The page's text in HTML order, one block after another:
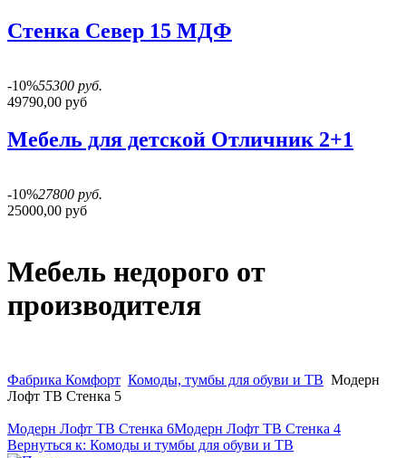
Стенка Север 15 МДФ
-10%55300 руб.
49790,00 руб
Мебель для детской Отличник 2+1
-10%27800 руб.
25000,00 руб
Мебель недорого от
производителя
Фабрика Комфорт Комоды, тумбы для обуви и ТВ Модерн
Лофт ТВ Стенка 5
Модерн Лофт ТВ Стенка 6Модерн Лофт ТВ Стенка 4
Вернуться к: Комоды и тумбы для обуви и ТВ